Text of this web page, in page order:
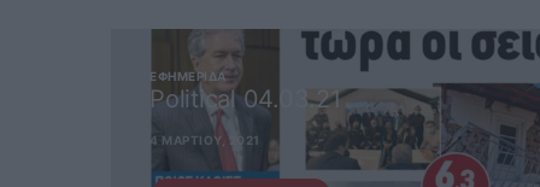
ΕΦΗΜΕΡΊΔΑ
Political 04.03.21
4 ΜΑΡΤΊΟΥ, 2021